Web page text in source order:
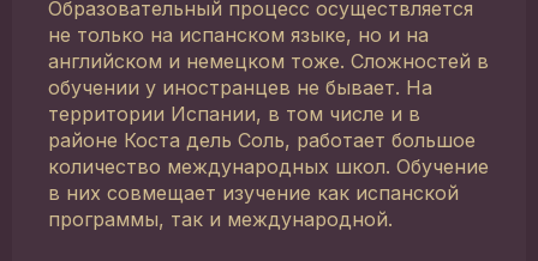
Образовательный процесс осуществляется
не только на испанском языке, но и на
английском и немецком тоже. Сложностей в
обучении у иностранцев не бывает. На
территории Испании, в том числе и в
районе Коста дель Соль, работает большое
количество международных школ. Обучение
в них совмещает изучение как испанской
программы, так и международной.